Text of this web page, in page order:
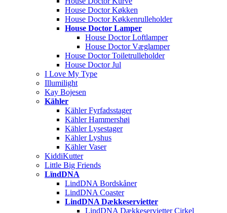
House Doctor Køkken
House Doctor Køkkenrulleholder
House Doctor Lamper
House Doctor Loftlamper
House Doctor Væglamper
House Doctor Toiletrulleholder
House Doctor Jul
I Love My Type
Illumilight
Kay Bojesen
Kähler
Kähler Fyrfadsstager
Kähler Hammershøi
Kähler Lysestager
Kähler Lyshus
Kähler Vaser
KiddiKutter
Little Big Friends
LïndDNA
LindDNA Bordskåner
LindDNA Coaster
LindDNA Dækkeservietter
LindDNA Dækkeservietter Cirkel